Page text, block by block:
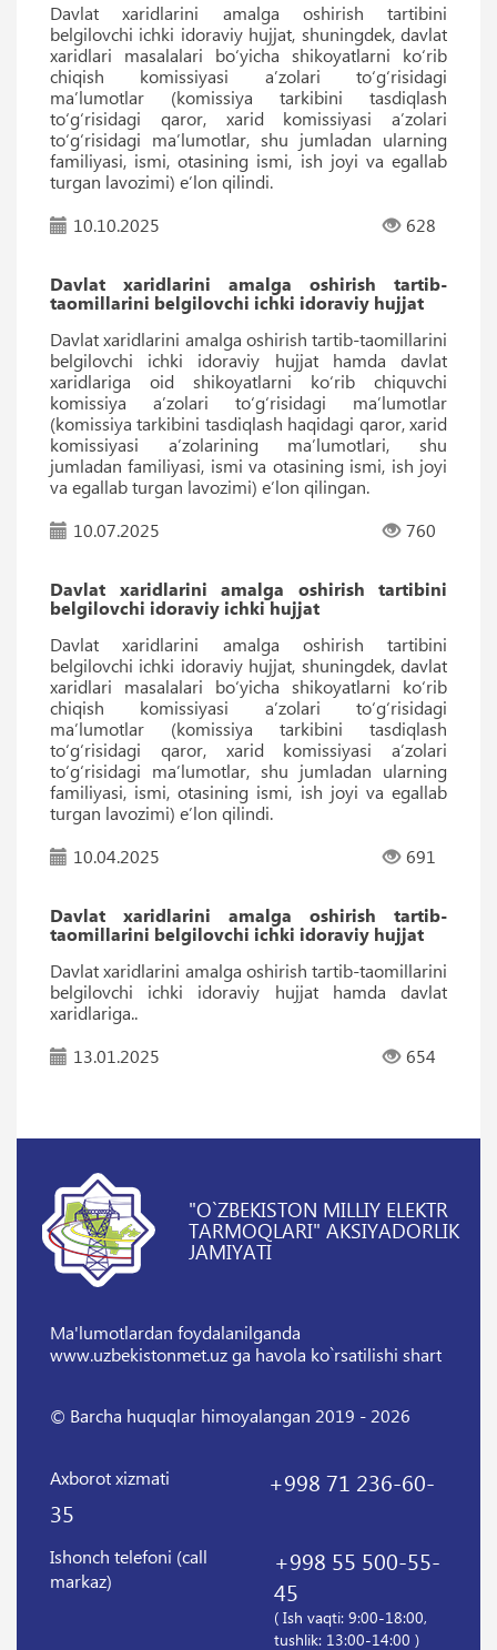
Davlat xaridlarini amalga oshirish tartibini
belgilovchi ichki idoraviy hujjat, shuningdek, davlat
xaridlari masalalari boʻyicha shikoyatlarni koʻrib
chiqish komissiyasi aʼzolari toʻgʻrisidagi
maʼlumotlar (komissiya tarkibini tasdiqlash
toʻgʻrisidagi qaror, xarid komissiyasi aʼzolari
toʻgʻrisidagi maʼlumotlar, shu jumladan ularning
familiyasi, ismi, otasining ismi, ish joyi va egallab
turgan lavozimi) eʼlon qilindi.
10.10.2025
628
Davlat xaridlarini amalga oshirish tartib-
taomillarini belgilovchi ichki idoraviy hujjat
Davlat xaridlarini amalga oshirish tartib-taomillarini
belgilovchi ichki idoraviy hujjat hamda davlat
xaridlariga oid shikoyatlarni ko‘rib chiquvchi
komissiya aʼzolari to‘g‘risidagi maʼlumotlar
(komissiya tarkibini tasdiqlash haqidagi qaror, xarid
komissiyasi aʼzolarining maʼlumotlari, shu
jumladan familiyasi, ismi va otasining ismi, ish joyi
va egallab turgan lavozimi) eʼlon qilingan.
10.07.2025
760
Davlat xaridlarini amalga oshirish tartibini
belgilovchi idoraviy ichki hujjat
Davlat xaridlarini amalga oshirish tartibini
belgilovchi ichki idoraviy hujjat, shuningdek, davlat
xaridlari masalalari boʻyicha shikoyatlarni koʻrib
chiqish komissiyasi aʼzolari toʻgʻrisidagi
maʼlumotlar (komissiya tarkibini tasdiqlash
toʻgʻrisidagi qaror, xarid komissiyasi aʼzolari
toʻgʻrisidagi maʼlumotlar, shu jumladan ularning
familiyasi, ismi, otasining ismi, ish joyi va egallab
turgan lavozimi) eʼlon qilindi.
10.04.2025
691
Davlat xaridlarini amalga oshirish tartib-
taomillarini belgilovchi ichki idoraviy hujjat
Davlat xaridlarini amalga oshirish tartib-taomillarini
belgilovchi ichki idoraviy hujjat hamda davlat
xaridlariga..
13.01.2025
654
"O`ZBEKISTON MILLIY ELEKTR
TARMOQLARI" AKSIYADORLIK
JAMIYATI
Ma'lumotlardan foydalanilganda
www.uzbekistonmet.uz ga havola ko`rsatilishi shart
© Barcha huquqlar himoyalangan 2019 - 2026
Axborot xizmati
+998 71 236-60-
35
Ishonch telefoni (call
markaz)
+998 55 500-55-
45
( Ish vaqti: 9:00-18:00,
tushlik: 13:00-14:00 )